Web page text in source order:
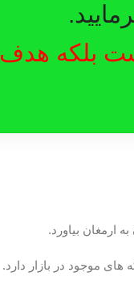
نیست بلکه هدف
ارمغان بیاورد.